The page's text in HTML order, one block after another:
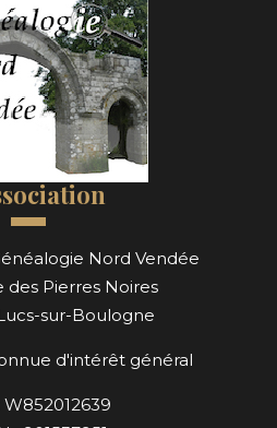
Nord Vendée
des Pierres Noires
sur-Boulogne
d'intérêt général
W852012639